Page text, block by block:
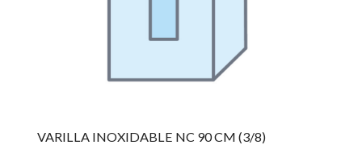
VARILLA INOXIDABLE NC 90 CM (3/8)